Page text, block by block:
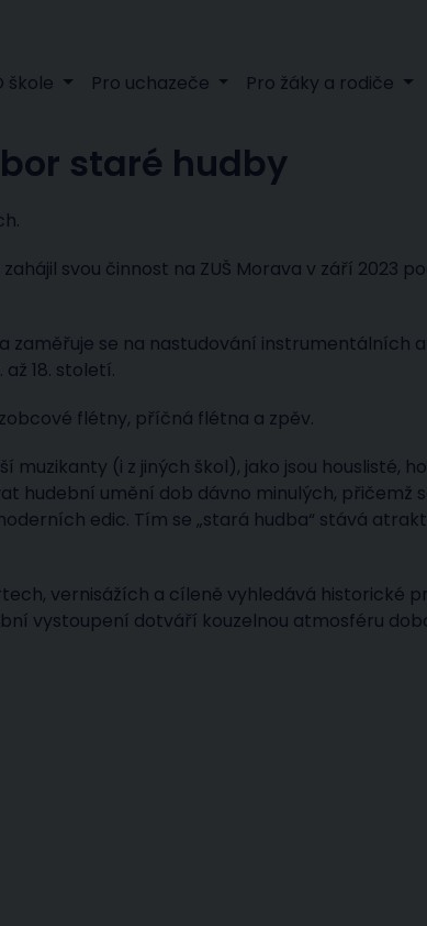
škole Pro uchazeče Pro žáky a rodiče
staré hudby
svou činnost na ZUŠ Morava v září 2023
zaměřuje se na nastudování instrumentálních
18. století.
flétny, příčná flétna a zpěv.
muzikanty (i z jiných škol), jako jsou houslisté,
hudební umění dob dávno minulých, přičemž
edic. Tím se „stará hudba“ stává
vernisážích a cíleně vyhledává historické
vystoupení dotváří kouzelnou atmosféru